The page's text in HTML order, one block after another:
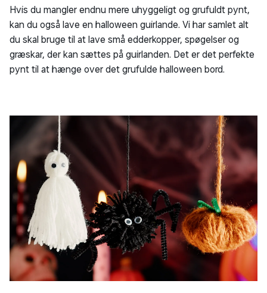
Hvis du mangler endnu mere uhyggeligt og grufuldt pynt,
kan du også lave en halloween guirlande. Vi har samlet alt
du skal bruge til at lave små edderkopper, spøgelser og
græskar, der kan sættes på guirlanden. Det er det perfekte
pynt til at hænge over det grufulde halloween bord.